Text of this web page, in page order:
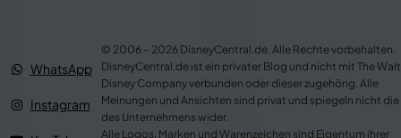
WhatsApp
Instagram
© 2006 – 2026 DisneyCentral.de. Alle Rechte vorbehalten.
DisneyCentral.de ist ein privater Blog und nicht mit The Walt
Disney Company verbunden oder dieser zugehörig. Alle
Meinungen und Ansichten sind privat und spiegeln nicht die
des Unternehmens wider.
Alle Logos, Marken und Warenzeichen sind Eigentum ihrer